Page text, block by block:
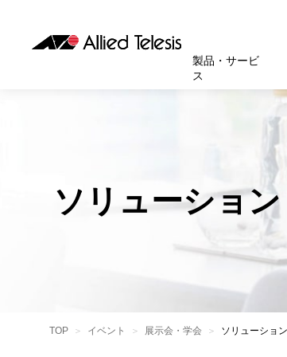
製品・サービ
ス
ソリューション
TOP イベント 展示会・学会 ソリューション